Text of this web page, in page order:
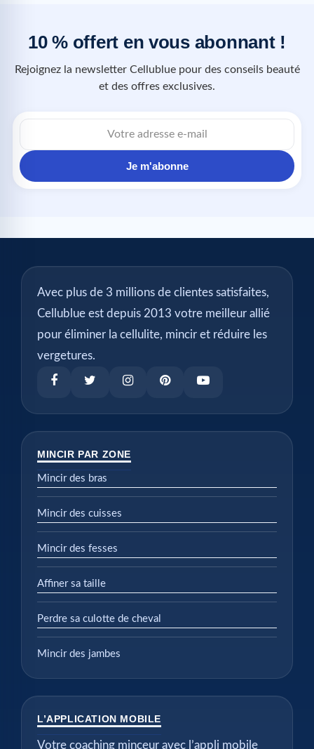
10 % offert en vous abonnant !
Rejoignez la newsletter Cellublue pour des conseils beauté
et des offres exclusives.
Je m'abonne
Avec plus de 3 millions de clientes satisfaites,
Cellublue est depuis 2013 votre meilleur allié
pour éliminer la cellulite, mincir et réduire les
vergetures.
MINCIR PAR ZONE
Mincir des bras
Mincir des cuisses
Mincir des fesses
Affiner sa taille
Perdre sa culotte de cheval
Mincir des jambes
L’APPLICATION MOBILE
Votre coaching minceur avec l’appli mobile